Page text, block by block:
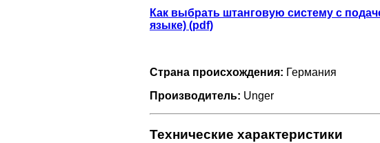
Как выбрать штанговую систему c
языке) (pdf)
Страна происхождения: Германия
Производитель: Unger
Технические характеристики